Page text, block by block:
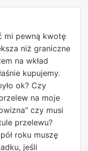
mi pewną kwotę
niż graniczne
na wkład
kupujemy.
ok? Czy
na moje
czy musi
przelewu?
roku muszę
jeśli